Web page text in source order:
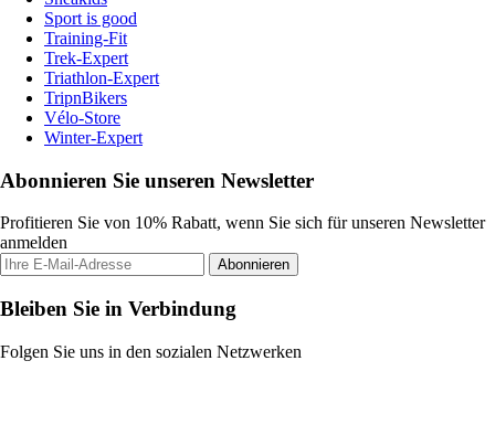
Sport is good
Training-Fit
Trek-Expert
Triathlon-Expert
TripnBikers
Vélo-Store
Winter-Expert
Abonnieren Sie unseren Newsletter
Profitieren Sie von 10% Rabatt, wenn Sie sich für unseren Newsletter
anmelden
Abonnieren
Bleiben Sie in Verbindung
Folgen Sie uns in den sozialen Netzwerken